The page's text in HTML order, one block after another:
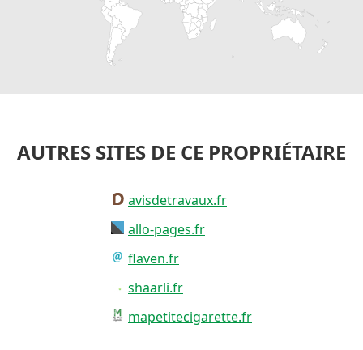
AUTRES SITES DE CE PROPRIÉTAIRE
avisdetravaux.fr
allo-pages.fr
flaven.fr
shaarli.fr
mapetitecigarette.fr